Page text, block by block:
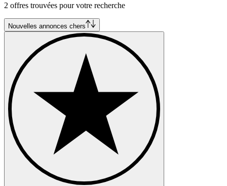
2 offres trouvées pour votre recherche
Nouvelles annonces chers